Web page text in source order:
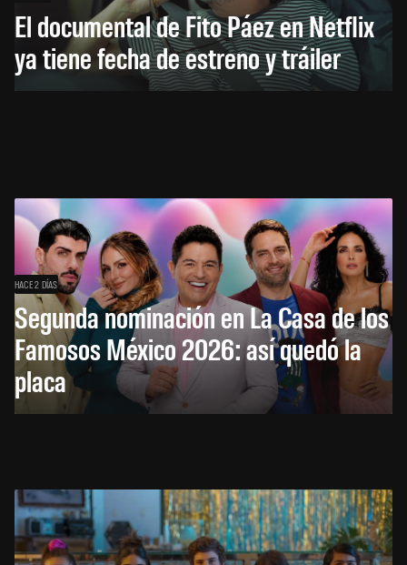
El documental de Fito Páez en Netflix
ya tiene fecha de estreno y tráiler
HACE 2 DÍAS
Segunda nominación en La Casa de los
Famosos México 2026: así quedó la
placa